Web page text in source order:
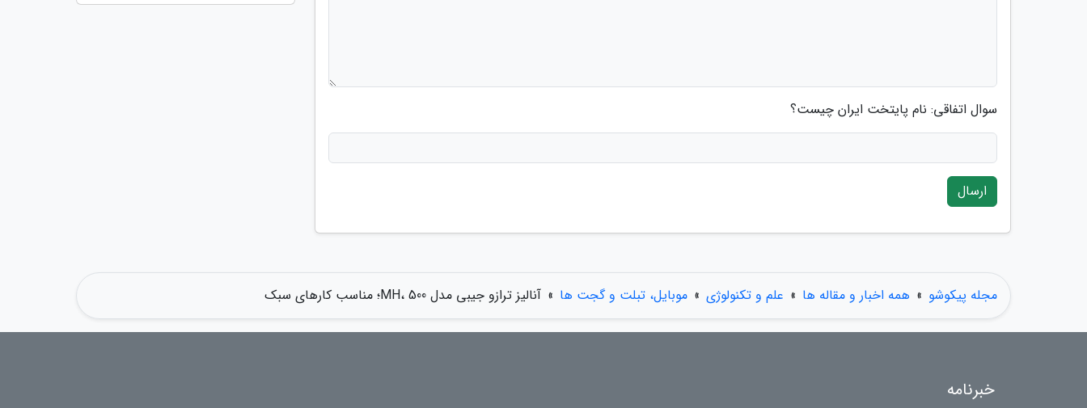
سوال اتفاقی: نام پایتخت ایران چیست؟
ارسال
مجله پیکوشو » همه اخبار و مقاله ها » علم و تکنولوژی » موبایل، تبلت و گجت ها » آنالیز ترازو جیبی مدل MH، 500؛ مناسب کارهای سبک
خبرنامه